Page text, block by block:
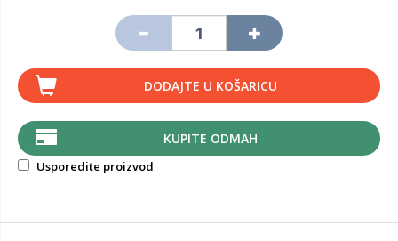
DODAJTE U KOŠARICU
KUPITE ODMAH
Usporedite proizvod